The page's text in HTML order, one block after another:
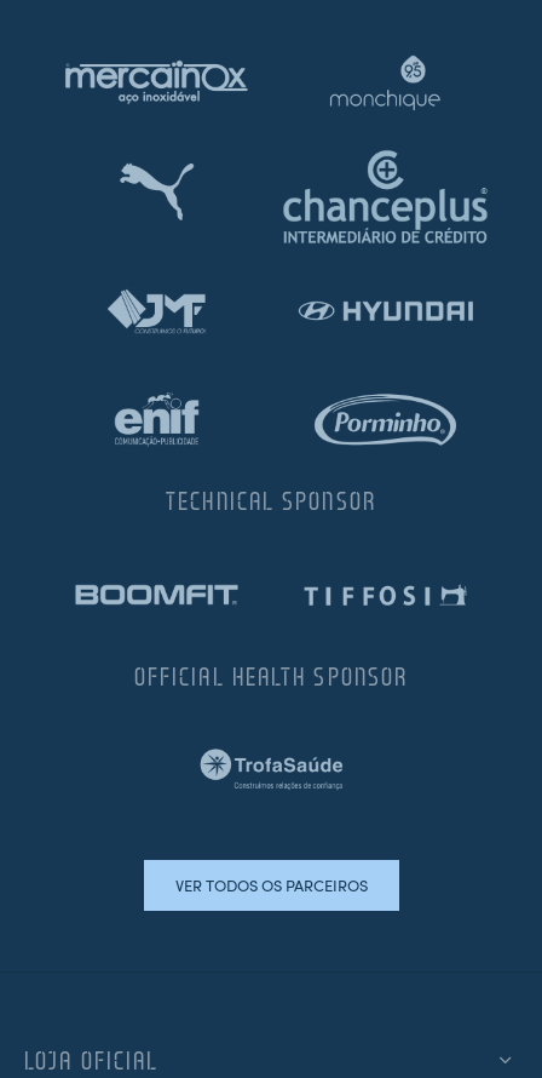
TECHNICAL SPONSOR
OFFICIAL HEALTH SPONSOR
VER TODOS OS PARCEIROS
LOJA OFICIAL